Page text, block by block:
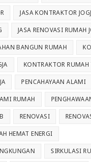
JASA KONTRAKTOR
JASA RENOVASI RUMAH
BANGUN RUMAH
KONTRAKTOR RUMAH
PENCAHAYAAN ALAMI
RUMAH
RENOVASI
HEMAT ENERGI
SIRKULASI